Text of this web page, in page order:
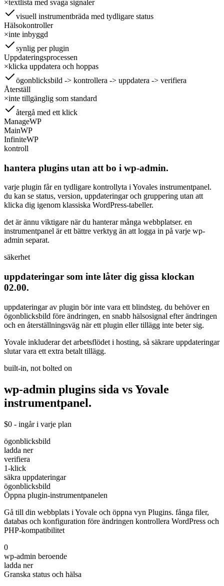
×textlista med svaga signaler
visuell instrumentbräda med tydligare status
Hälsokontroller
×inte inbyggd
synlig per plugin
Uppdateringsprocessen
×klicka uppdatera och hoppas
ögonblicksbild -> kontrollera -> uppdatera -> verifiera
Återställ
×inte tillgänglig som standard
återgå med ett klick
ManageWP
MainWP
InfiniteWP
kontroll
hantera plugins utan att bo i wp-admin.
varje plugin får en tydligare kontrollyta i Yovales instrumentpanel.
du kan se status, version, uppdateringar och gruppering utan att
klicka dig igenom klassiska WordPress-tabeller.
det är ännu viktigare när du hanterar många webbplatser. en
instrumentpanel är ett bättre verktyg än att logga in på varje wp-
admin separat.
säkerhet
uppdateringar som inte låter dig gissa klockan
02.00.
uppdateringar av plugin bör inte vara ett blindsteg. du behöver en
ögonblicksbild före ändringen, en snabb hälsosignal efter ändringen
och en återställningsväg när ett plugin eller tillägg inte beter sig.
Yovale inkluderar det arbetsflödet i hosting, så säkrare uppdateringar
slutar vara ett extra betalt tillägg.
built-in, not bolted on
wp-admin plugins sida vsYovale
instrumentpanel.
$0 - ingår i varje plan
ögonblicksbild
ladda ner
verifiera
1-klick
säkra uppdateringar
ögonblicksbild
Öppna plugin-instrumentpanelen
Gå till din webbplats i Yovale och öppna vyn Plugins. fånga filer,
databas och konfiguration före ändringen kontrollera WordPress och
PHP-kompatibilitet
0
wp-admin beroende
ladda ner
Granska status och hälsa